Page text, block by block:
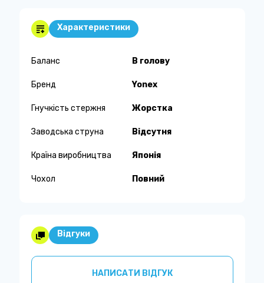
Характеристики
Баланс В голову
Бренд Yonex
Гнучкість стержня Жорстка
Заводська струна Відсутня
Країна виробництва Японія
Чохол Повний
Відгуки
НАПИСАТИ ВІДГУК